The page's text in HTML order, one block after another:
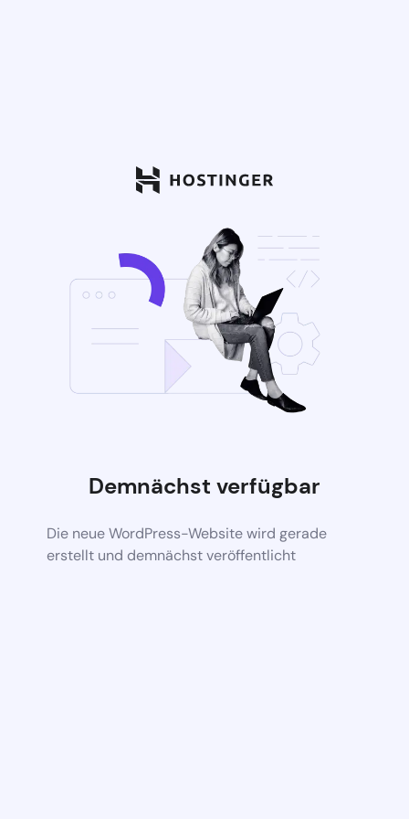
Demnächst verfügbar
Die neue WordPress-Website wird gerade
erstellt und demnächst veröffentlicht